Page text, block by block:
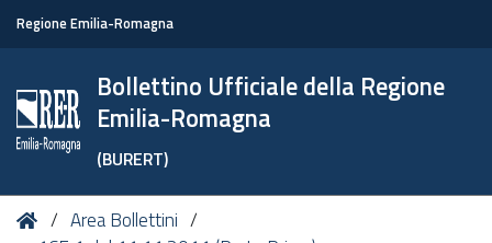
Regione Emilia-Romagna
Bollettino Ufficiale della Regione
Emilia-Romagna
(BURERT)
Tu HomeArea Bollettini